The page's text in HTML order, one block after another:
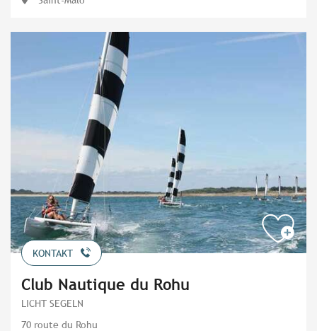
KONTAKT
Club Nautique du Rohu
LICHT SEGELN
70 route du Rohu